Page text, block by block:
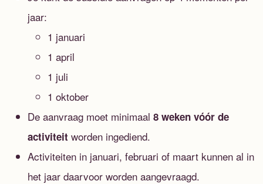
jaar:
1 januari
1 april
1 juli
1 oktober
De aanvraag moet minimaal 8 weken vóór de
activiteitworden ingediend.
Activiteiten in januari, februari of maart kunnen al in
het jaar daarvoor worden aangevraagd.